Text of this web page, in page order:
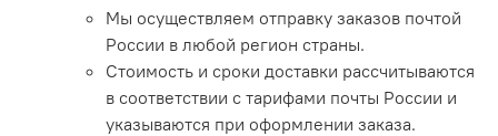
Мы осуществляем отправку заказов почтой
России в любой регион страны.
Стоимость и сроки доставки рассчитываются
в соответствии с тарифами почты России и
указываются при оформлении заказа.